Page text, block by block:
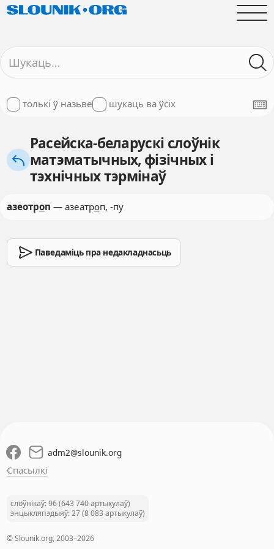
толькі ў назьве шукаць ва ўсіх
Расейска-беларускі слоўнік
матэматычных, фізічных і
тэхнічных тэрмінаў
азеотроп — азеатроп, -пу
Паведаміць пра недакладнасьць
adm2@slounik.org
Спасылкі
слоўнікаў: 96 (643 740 артыкулаў)
энцыкляпэдыяў: 27 (8 083 артыкулаў)
© Slounik.org, 2003–2026